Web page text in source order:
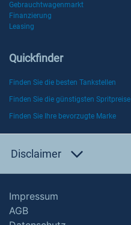
Gebrauchtwagenmarkt
Finanzierung
Leasing
Quickfinder
Finden Sie die besten Tankstellen
Finden Sie die günstigsten Spritpreise
Finden Sie Ihre bevorzugte Marke
Disclaimer
Impressum
AGB